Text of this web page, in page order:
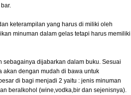
keterampilan yang harus di miliki oleh
minuman dalam gelas tetapi harus memiliki
dijabarkan dalam buku. Sesuai
akan dengan mudah di bawa untuk
di bagi menjadi 2 yaitu : jenis minuman
beralkohol (wine,vodka,bir dan sejenisnya).